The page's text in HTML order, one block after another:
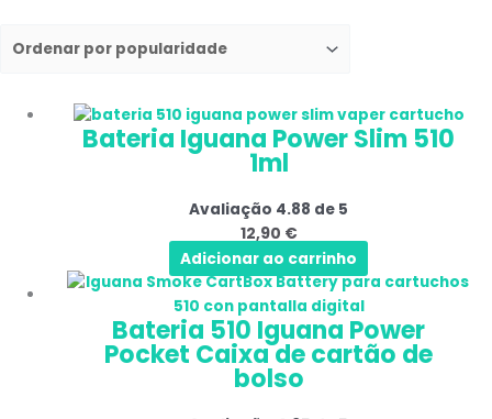
Bateria Iguana Power Slim 510
1ml
Avaliação 4.88 de 5
12,90 €
Adicionar ao carrinho
Bateria 510 Iguana Power
Pocket Caixa de cartão de
bolso